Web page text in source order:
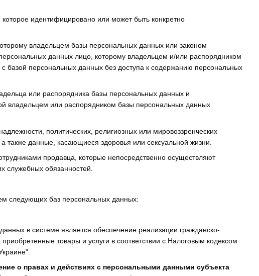
идентифицировано или может быть конкретно
владельцем базы персональных данных или законом
данных лицо, которому владельцем и/или распорядником
базой персональных данных без доступа к содержанию персональных
или распорядника базы персональных данных и
владельцем или распорядником базы персональных данных
политических, религиозных или мировоззренческих
также данные, касающиеся здоровья или сексуальной жизни.
продавца, которые непосредственно осуществляют
служебных обязанностей.
следующих баз персональных данных:
в системе является обеспечение реализации гражданско-
товары и услуги в соответствии с Налоговым кодексом
о правах и действиях с персональными данными субъекта